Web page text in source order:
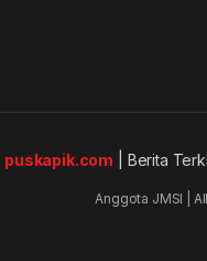
puskapik.com | Berita
Anggota JMSI |